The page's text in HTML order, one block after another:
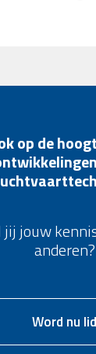
op de
jij jouw
anderen?
Word nu lid